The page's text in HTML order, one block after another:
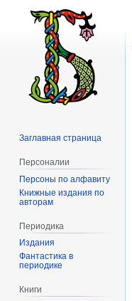
Заглавная страница
Персоналии
Персоны по алфавиту
Книжные издания по
авторам
Периодика
Издания
Фантастика в
периодике
Книги